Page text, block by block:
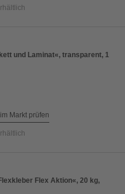
und Laminat«, transparent, 1
Markt prüfen
Flex Aktion«, 20 kg,